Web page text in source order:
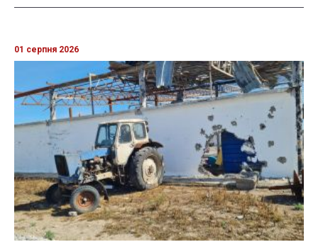
01 серпня 2026